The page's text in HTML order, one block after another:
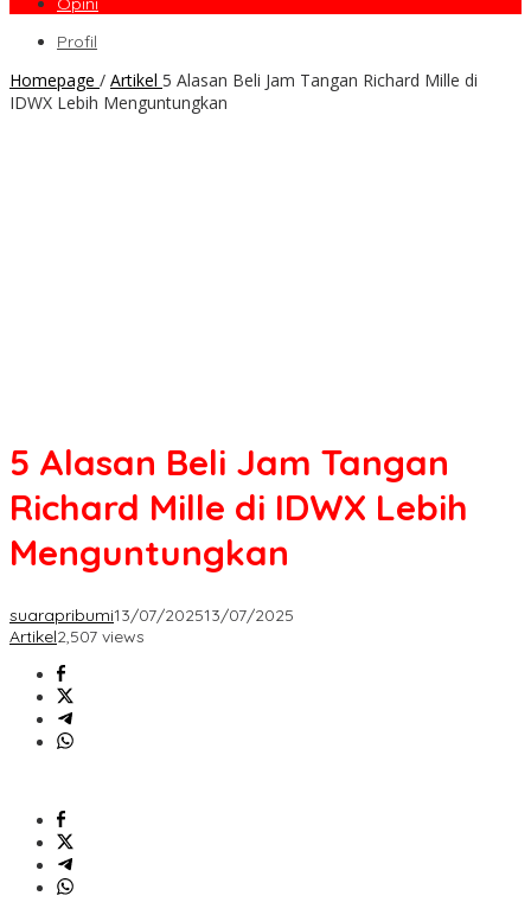
Profil
Homepage / Artikel 5 Alasan Beli Jam Tangan Richard Mille di
IDWX Lebih Menguntungkan
5 Alasan Beli Jam Tangan
Richard Mille di IDWX Lebih
Menguntungkan
suarapribumi13/07/202513/07/2025
Artikel2,507 views